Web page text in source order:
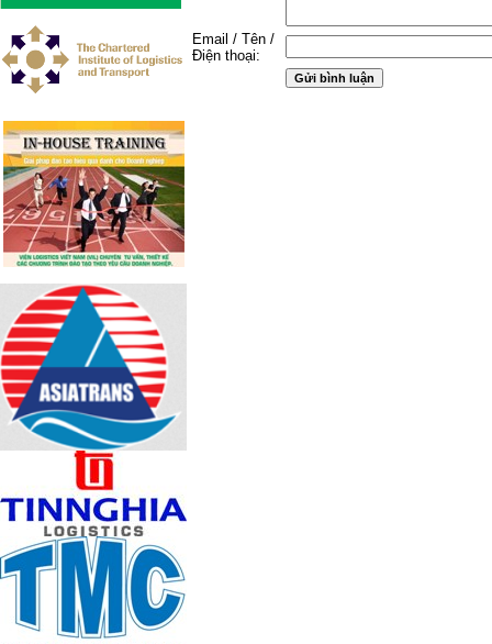
Email / Tên /
Điện thoại: